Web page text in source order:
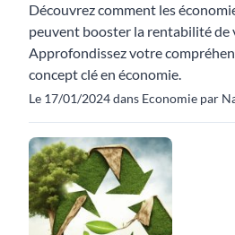
Découvrez comment les
peuvent booster la rentabilité de
Approfondissez votre
concept clé en économie.
Le 17/01/2024 dans Economie par